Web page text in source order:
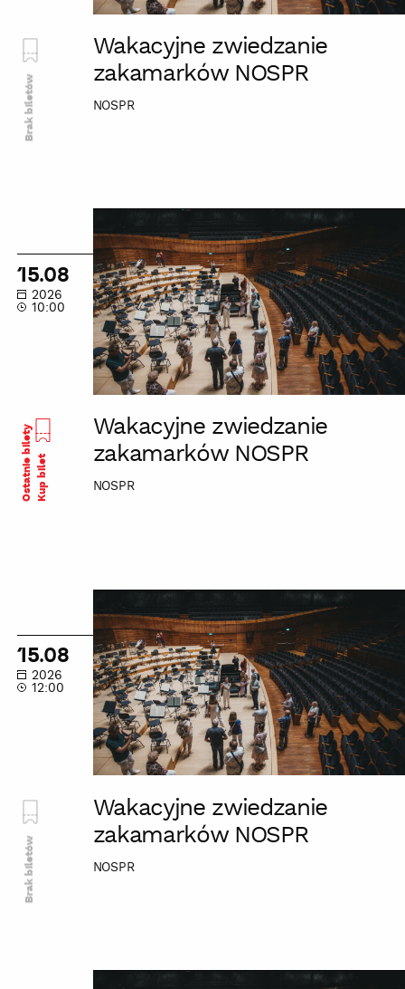
Wakacyjne zwiedzanie
zakamarków NOSPR
NOSPR
Brak biletów
zwiedzanie
zakamarków
NOSPR
15.08
2026
10:00
Wakacyjne zwiedzanie
zakamarków NOSPR
NOSPR
Ostatnie biletyKup bilet
zwiedzanie
zakamarków
NOSPR
15.08
2026
12:00
Wakacyjne zwiedzanie
zakamarków NOSPR
NOSPR
Brak biletów